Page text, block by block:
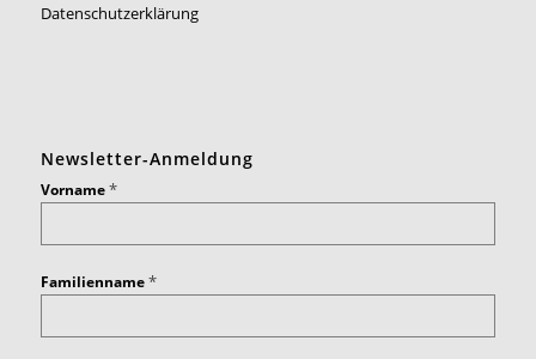
Datenschutzerklärung
Newsletter-Anmeldung
Vorname*
Familienname*